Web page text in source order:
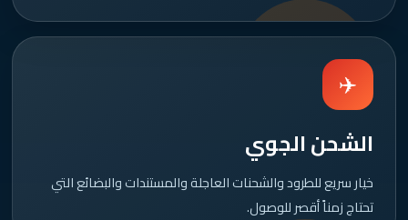
✈️
الشحن الجوي
خيار سريع للطرود والشحنات العاجلة والمستندات والبضائع التي
تحتاج زمناً أقصر للوصول.